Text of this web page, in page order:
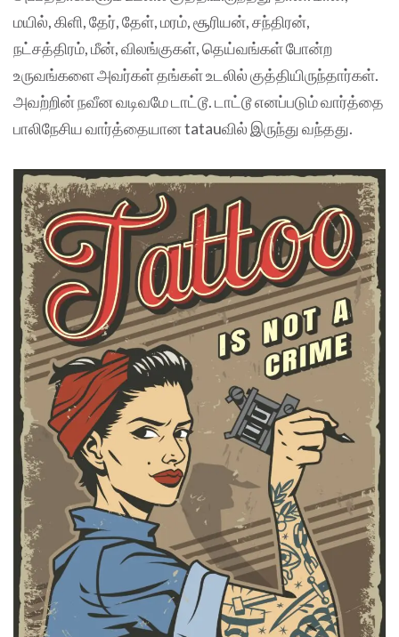
மயில், கிளி, தேர், தேள், மரம், சூரியன், சந்திரன்,
நட்சத்திரம், மீன், விலங்குகள், தெய்வங்கள் போன்ற
உருவங்களை அவர்கள் தங்கள் உடலில் குத்தியிருந்தார்கள்.
அவற்றின் நவீன வடிவமே டாட்டூ. டாட்டூ எனப்படும் வார்த்தை
பாலிநேசிய வார்த்தையான tatauவில் இருந்து வந்தது.